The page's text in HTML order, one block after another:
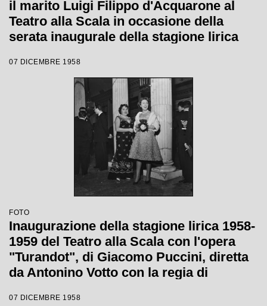
il marito Luigi Filippo d'Acquarone al
Teatro alla Scala in occasione della
serata inaugurale della stagione lirica
Giacomo Puccini, diretta da Antonino
Votto con la regia di Margherita
07 DICEMBRE 1958
FOTO
Inaugurazione della stagione lirica 1958-
1959 del Teatro alla Scala con l'opera
"Turandot", di Giacomo Puccini, diretta
da Antonino Votto con la regia di
07 DICEMBRE 1958